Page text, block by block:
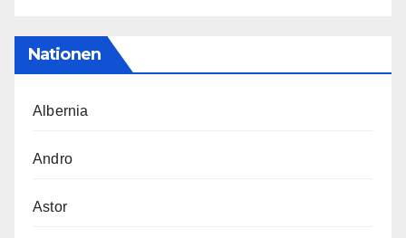
Nationen
Albernia
Andro
Astor